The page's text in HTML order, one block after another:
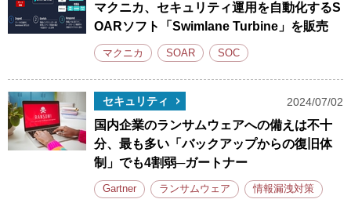
マクニカ、セキュリティ運用を自動化するS
OARソフト「Swimlane Turbine」を販売
マクニカ SOAR SOC
セキュリティ 2024/07/02
国内企業のランサムウェアへの備えは不十
分、最も多い「バックアップからの復旧体
制」でも4割弱─ガートナー
Gartner ランサムウェア 情報漏洩対策